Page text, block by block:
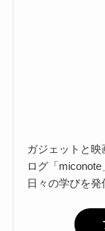
ガジェットと
ログ「miconote
日々の学びを発